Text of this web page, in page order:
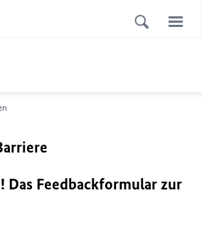
Das Feedbackformular zur